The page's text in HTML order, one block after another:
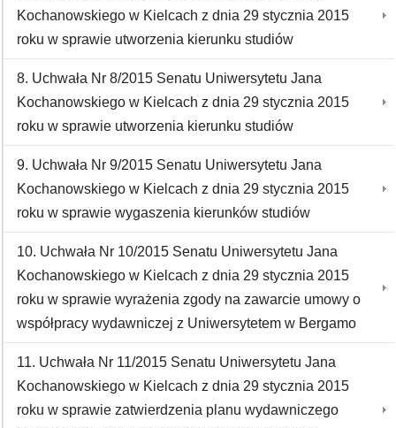
Kochanowskiego w Kielcach z dnia 29 stycznia 2015
roku w sprawie utworzenia kierunku studiów
8. Uchwała Nr 8/2015 Senatu Uniwersytetu Jana
Kochanowskiego w Kielcach z dnia 29 stycznia 2015
roku w sprawie utworzenia kierunku studiów
9. Uchwała Nr 9/2015 Senatu Uniwersytetu Jana
Kochanowskiego w Kielcach z dnia 29 stycznia 2015
roku w sprawie wygaszenia kierunków studiów
10. Uchwała Nr 10/2015 Senatu Uniwersytetu Jana
Kochanowskiego w Kielcach z dnia 29 stycznia 2015
roku w sprawie wyrażenia zgody na zawarcie umowy o
współpracy wydawniczej z Uniwersytetem w Bergamo
11. Uchwała Nr 11/2015 Senatu Uniwersytetu Jana
Kochanowskiego w Kielcach z dnia 29 stycznia 2015
roku w sprawie zatwierdzenia planu wydawniczego